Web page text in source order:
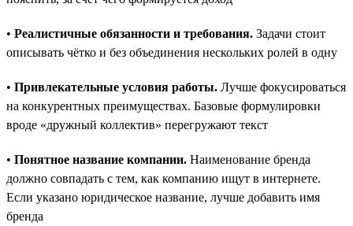
• Реалистичные обязанности и требования. Задачи стоит
описывать чётко и без объединения нескольких ролей в одну
• Привлекательные условия работы. Лучше фокусироваться
на конкурентных преимуществах. Базовые формулировки
вроде «дружный коллектив» перегружают текст
• Понятное название компании. Наименование бренда
должно совпадать с тем, как компанию ищут в интернете.
Если указано юридическое название, лучше добавить имя
бренда